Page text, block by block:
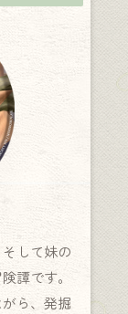
して妹の
譚です。
ら、発掘